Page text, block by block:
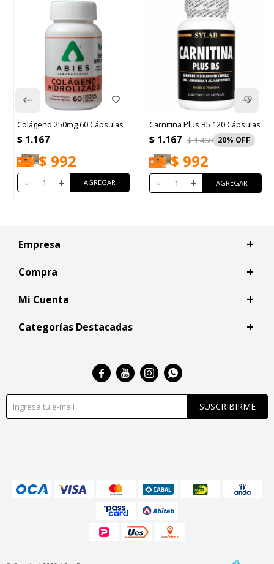
Colágeno 250mg 60 Cápsulas
$ 1.167
$ 992
- +
Carnitina Plus B5 120 Cápsulas
$ 1.167 $1.460 20
$ 992
- +
Empresa
Compra
Mi Cuenta
Categorías Destacadas
SUSCRIBIRME
   